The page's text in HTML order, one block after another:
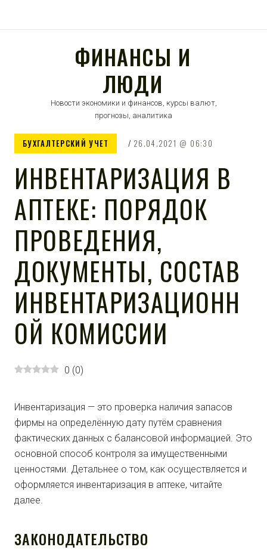
ФИНАНСЫ И
ЛЮДИ
Новости экономики и финансов, курсы валют,
прогнозы, аналитика
БУХГАЛТЕРСКИЙ УЧЕТ 26.04.2021 06:30
ИНВЕНТАРИЗАЦИЯ В
АПТЕКЕ: ПОРЯДОК
ПРОВЕДЕНИЯ,
ДОКУМЕНТЫ, СОСТАВ
ИНВЕНТАРИЗАЦИОНН
ОЙ КОМИССИИ
0 (0)
Инвентаризация — это проверка наличия запасов
фирмы на определённую дату путём сравнения
фактических данных с балансовой информацией. Это
основной способ контроля за имущественными
ценностями. Детальнее о том, как осуществляется и
оформляется инвентаризация в аптеке, читайте
далее.
ЗАКОНОДАТЕЛЬСТВО